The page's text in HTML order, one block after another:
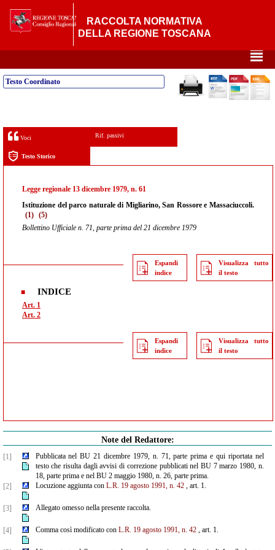
RACCOLTA NORMATIVA
DELLA REGIONE TOSCANA
²
Testo Coordinato
Voci Rif. passivi
Testo Storico
Legge regionale 13 dicembre 1979, n. 61
Istituzione del parco naturale di Migliarino, San Rossore e Massaciuccoli.
(1) (5)
Bollettino Ufficiale n. 71, parte prima del 21 dicembre 1979
Espandi
indice
Visualizza tutto
il testo
INDICE
Art. 1
Art. 2
Espandi
indice
Visualizza tutto
il testo
Note del Redattore:
[1]
Pubblicata nel BU 21 dicembre 1979, n. 71, parte prima e qui riportata nel
testo che risulta dagli avvisi di correzione pubblicati nel BU 7 marzo 1980, n.
18, parte prima e nel BU 2 maggio 1980, n. 26, parte prima.
[2]
Locuzione aggiunta con L.R. 19 agosto 1991, n. 42, art. 1.
[3] Allegato omesso nella presente raccolta.
[4] Comma così modificato con L.R. 19 agosto 1991, n. 42, art. 1.